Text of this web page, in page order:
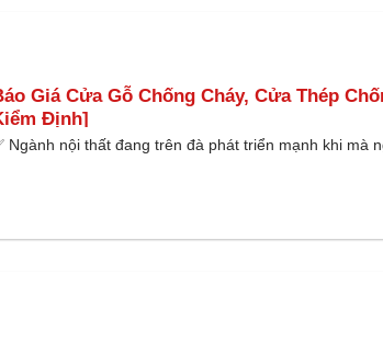
Giá Cửa Gỗ Chống Cháy, Cửa Thép
Định]
Ngành nội thất đang trên đà phát triển mạnh khi mà